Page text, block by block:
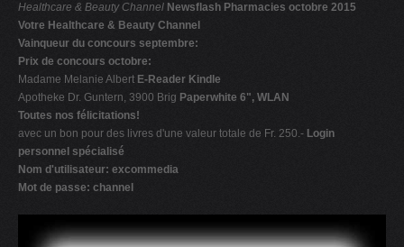
Healthcare & Beauty Channel Newsflash Pharmacies octobre 2015
Votre Healthcare & Beauty Channel
Vainqueur du concours septembre:
Prix de concours octobre:
Madame Melanie Albert E-Reader Kindle
Apotheke Dr. Guntern, 3900 Brig Paperwhite 6", WLAN
Toutes nos félicitations!
avec un bon pour des livres d'une valeur totale de Fr. 250.- Login
personnel spécialisé
Nom d'utilisateur: excommedia
Mot de passe: channel